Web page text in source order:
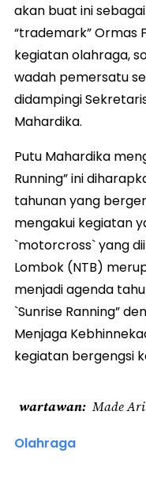
akan buat ini
“trademark” Ormas
kegiatan olahraga,
wadah pemersatu
didampingi
Mahardika.
Putu Mahardika
Running” ini
tahunan yang
mengakui kegiatan
`motorcross` yang
Lombok (NTB)
menjadi agenda
`Sunrise Ranning”
Menjaga
kegiatan bergengsi
wartawan Made
Olahraga